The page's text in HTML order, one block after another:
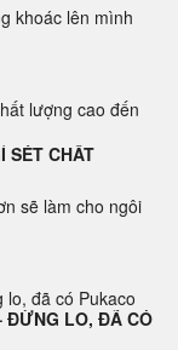
khoác lên mình
SÉT CHẤT
sẽ làm cho ngôi
ĐỪNG LO, ĐÃ CÓ